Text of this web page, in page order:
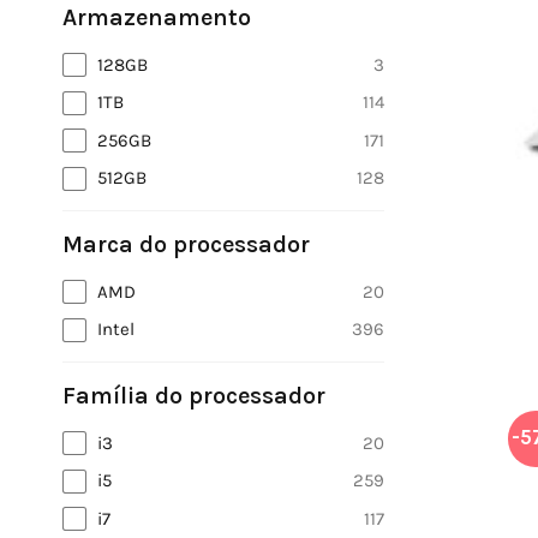
Armazenamento
128GB
3
1TB
114
256GB
171
512GB
128
Marca do processador
AMD
20
Intel
396
Família do processador
i3
20
i5
259
i7
117
-